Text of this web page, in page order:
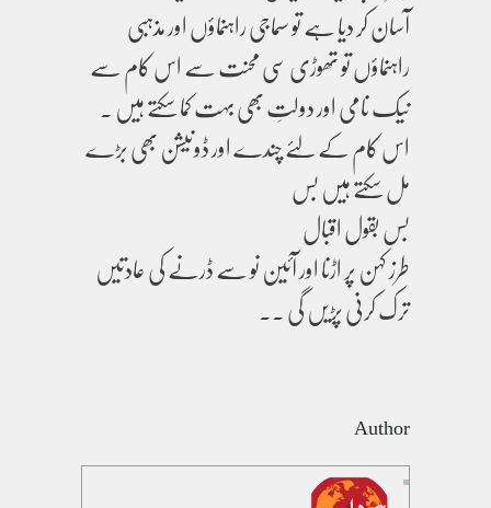
آسان کر دیا ہے تو سماجی راہنماؤں اور مذہبی
راہنماؤں تو تھوڑی سی محنت سے اس کام سے
نیک نامی اور دولتِ بھی بہت کما سکتے ہیں ۔
اس کام کے لئے چندے اور ڈونیشن بھی بڑے
مل سکتے ہیں بس
بس بقول اقبال
طرز کہن پر اڑنا اور آئین نو سے ڈرنے کی عادتیں
ترک کرنی پڑیں گی ۔۔
Author